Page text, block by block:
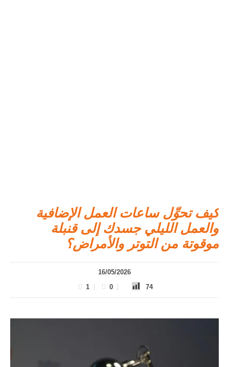
كيف تحوِّل ساعات العمل الإضافية
والعمل الليلي جسدك إلى قنبلة
موقوتة من التوتر والأمراض؟
16/05/2026
1
0 74